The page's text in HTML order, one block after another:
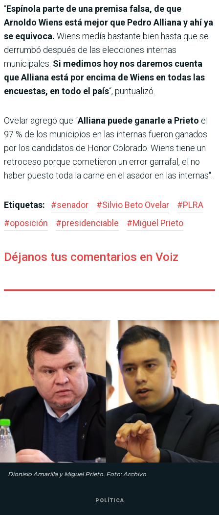
“Espínola parte de una premisa falsa, de que
Arnoldo Wiens está mejor que Pedro Alliana y ahí ya
se equivoca. Wiens medía bastante bien hasta que se
derrumbó después de las elecciones internas
municipales. Si medimos hoy nos daremos cuenta
que Alliana está por encima de Wiens en todas las
encuestas, en todo el país“, puntualizó.
Ovelar agregó que “Alliana puede ganarle a Prieto el
97 % de los municipios en las internas fueron ganados
por los candidatos de Honor Colorado. Wiens tiene un
retroceso porque cometieron un error garrafal, el no
haber puesto toda la carne en el asador en las internas".
Etiquetas: #senador #Silvio Beto Ovelar #PLRA
#oposición #presidenciable #Miguel Prieto
Déjanos tus comentarios en Voiz
Dionisio Amarilla y Miguel Prieto. Foto: Archivo
POLÍTICA